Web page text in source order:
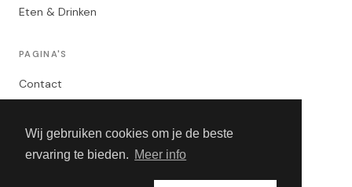
Wij gebruiken cookies om je de beste
ervaring te bieden. Meer info
Eten & Drinken
PAGINA'S
Contact
Algemene Voorwaarden
Adverteren